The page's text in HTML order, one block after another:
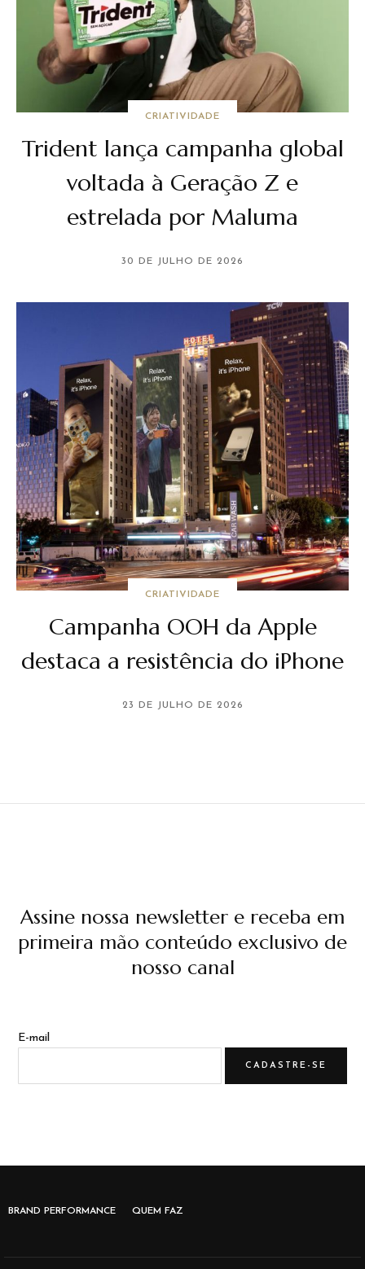
CRIATIVIDADE
Trident lança campanha global
voltada à Geração Z e
estrelada por Maluma
30 DE JULHO DE 2026
CRIATIVIDADE
Campanha OOH da Apple
destaca a resistência do iPhone
23 DE JULHO DE 2026
Assine nossa newsletter e receba em
primeira mão conteúdo exclusivo de
nosso canal
E-mail
BRAND PERFORMANCE QUEM FAZ